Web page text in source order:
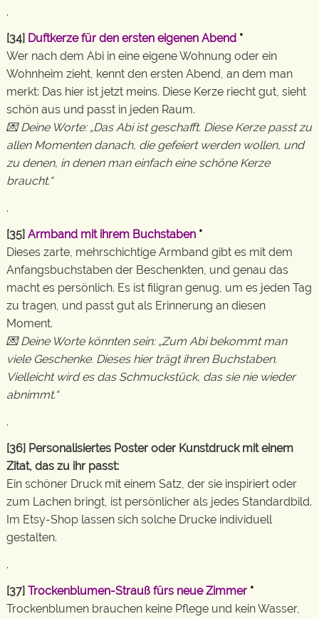
.
[34] Duftkerze für den ersten eigenen Abend *
Wer nach dem Abi in eine eigene Wohnung oder ein
Wohnheim zieht, kennt den ersten Abend, an dem man
merkt: Das hier ist jetzt meins. Diese Kerze riecht gut, sieht
schön aus und passt in jeden Raum.
💌 Deine Worte: „Das Abi ist geschafft. Diese Kerze passt zu
allen Momenten danach, die gefeiert werden wollen, und
zu denen, in denen man einfach eine schöne Kerze
braucht.“
.
[35] Armband mit ihrem Buchstaben *
Dieses zarte, mehrschichtige Armband gibt es mit dem
Anfangsbuchstaben der Beschenkten, und genau das
macht es persönlich. Es ist filigran genug, um es jeden Tag
zu tragen, und passt gut als Erinnerung an diesen
Moment.
💌 Deine Worte könnten sein: „Zum Abi bekommt man
viele Geschenke. Dieses hier trägt ihren Buchstaben.
Vielleicht wird es das Schmuckstück, das sie nie wieder
abnimmt.“
.
[36] Personalisiertes Poster oder Kunstdruck mit einem
Zitat, das zu ihr passt:
Ein schöner Druck mit einem Satz, der sie inspiriert oder
zum Lachen bringt, ist persönlicher als jedes Standardbild.
Im Etsy-Shop lassen sich solche Drucke individuell
gestalten.
.
[37] Trockenblumen-Strauß fürs neue Zimmer *
Trockenblumen brauchen keine Pflege und kein Wasser,